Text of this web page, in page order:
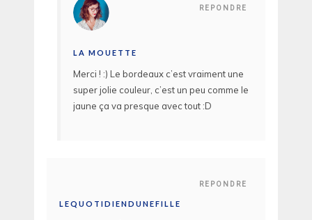
REPONDRE
LA MOUETTE
Merci ! :) Le bordeaux c’est vraiment une
super jolie couleur, c’est un peu comme le
jaune ça va presque avec tout :D
REPONDRE
LEQUOTIDIENDUNEFILLE